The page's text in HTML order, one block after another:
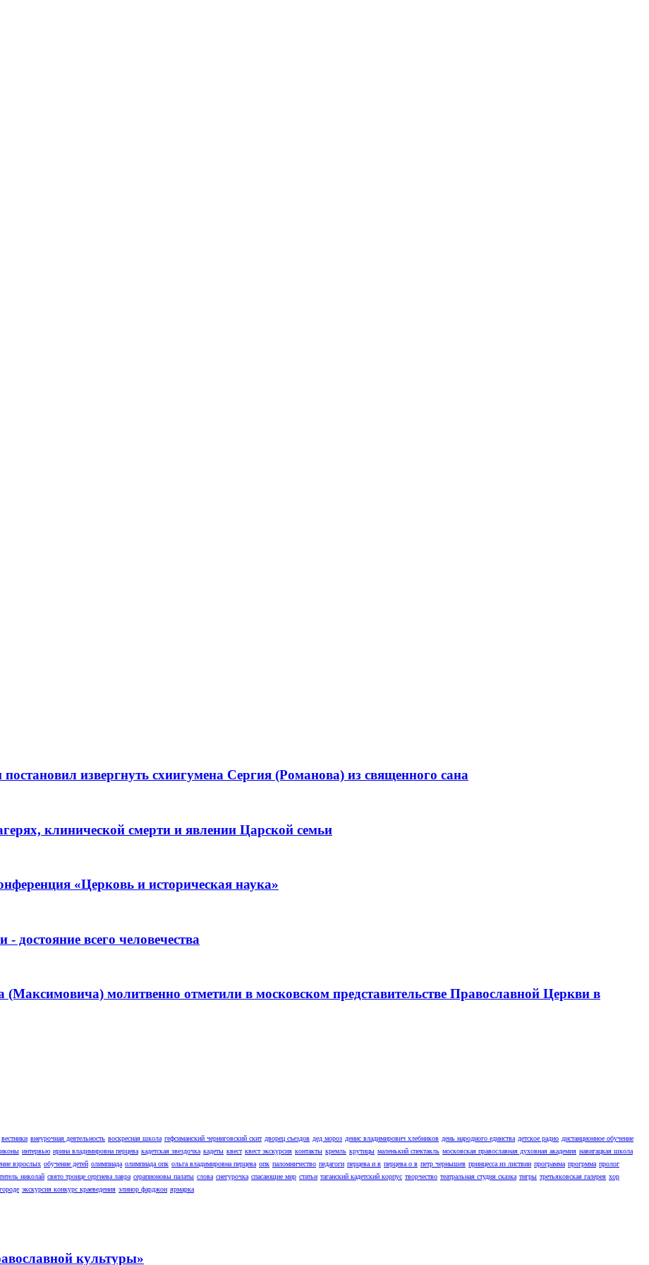
извергнуть схиигумена Сергия (Романова) из священного сана
клинической смерти и явлении Царской семьи
«Церковь и историческая наука»
всего человечества
(Максимовича) молитвенно отметили в московском представительстве Православной Церкви в
вестники внеурочная деятельность воскресная школа гефсиманский черниговский скит дворец съездов дед мороз денис владимирович хлебников день народного единства детское радио дистанционное обучение
иконы интервью ирина владимировна перцева кадетская звездочка кадеты квест квест экскурсия контакты кремль крутицы маленький спектакль московская православная духовная академия навигацкая школа
взрослых обучение детей олимпиада олимпиада опк ольга владимировна перцева опк паломничество педагоги перцева и в перцева о в петр чернышев принцесса из листвии программа прогрмма пролог
николай свято троице сергиева лавра серапионовы палаты слова снегурочка спасающие мир статьи таганский кадетский корпус творчество театральная студия сказка тигры третьяковская галерея хор
экскурсия конкурс краеведения элинор фарджон ярмарка
культуры»